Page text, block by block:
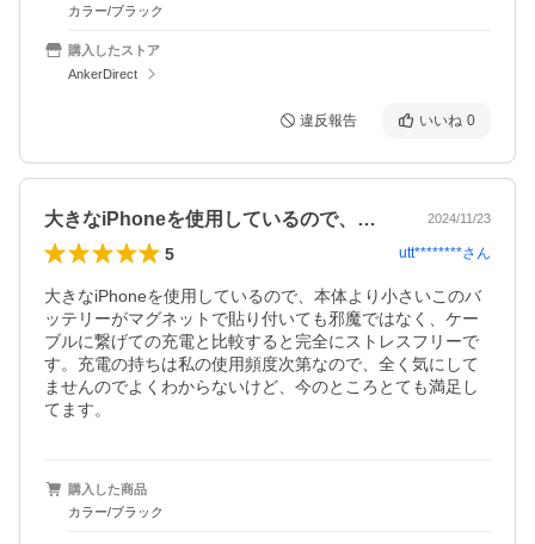
カラー/ブラック
購入したストア
AnkerDirect
違反報告 いいね 0
大きなiPhoneを使用しているので、… 2024/11/23
5 utt********さん
大きなiPhoneを使用しているので、本体より小さいこのバ
ッテリーがマグネットで貼り付いても邪魔ではなく、ケー
ブルに繋げての充電と比較すると完全にストレスフリーで
す。充電の持ちは私の使用頻度次第なので、全く気にして
ませんのでよくわからないけど、今のところとても満足し
てます。
購入した商品
カラー/ブラック